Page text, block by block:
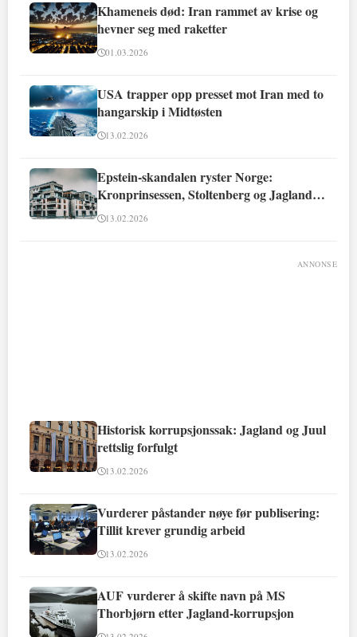
Khameneis død: Iran rammet av krise og
hevner seg med raketter
01.03.2026
USA trapper opp presset mot Iran med to
hangarskip i Midtøsten
13.02.2026
Epstein-skandalen ryster Norge:
Kronprinsessen, Stoltenberg og Jagland
involvert
13.02.2026
ANNONSE
Historisk korrupsjonssak: Jagland og Juul
rettslig forfulgt
13.02.2026
Vurderer påstander nøye før publisering:
Tillit krever grundig arbeid
13.02.2026
AUF vurderer å skifte navn på MS
Thorbjørn etter Jagland-korrupsjon